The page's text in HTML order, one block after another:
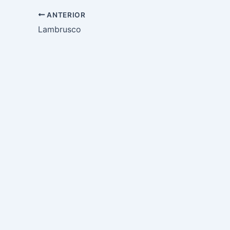
ANTERIOR
Lambrusco